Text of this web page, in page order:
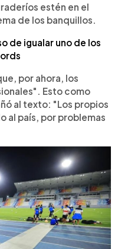
estén en el
de los banquillos.
de igualar uno de los
por ahora, los
Esto como
al texto: "Los propios
al país, por problemas